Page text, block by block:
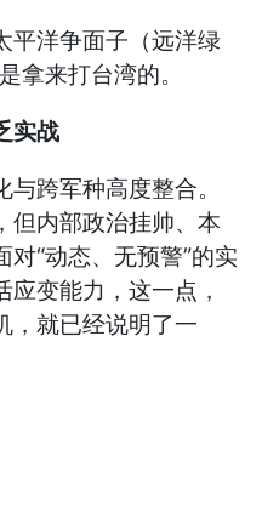
洋争面子（远洋绿
拿来打台湾的。
实战
跨军种高度整合。
但内部政治挂帅、本
“动态、无预警”的实
变能力，这一点，
，就已经说明了一